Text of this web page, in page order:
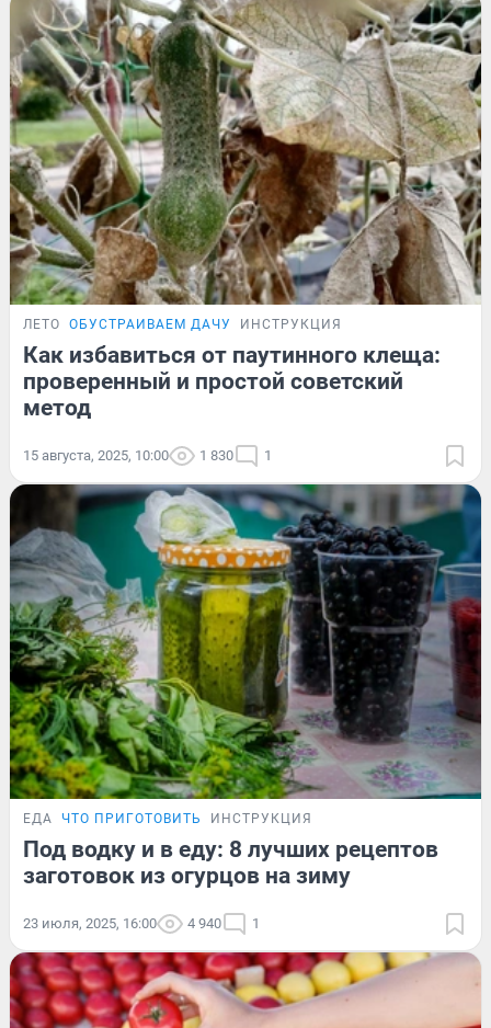
ЛЕТО ОБУСТРАИВАЕМ ДАЧУ ИНСТРУКЦИЯ
Как избавиться от паутинного клеща:
проверенный и простой советский
метод
15 августа, 2025, 10:00 1 830 1
ЕДА ЧТО ПРИГОТОВИТЬ ИНСТРУКЦИЯ
Под водку и в еду: 8 лучших рецептов
заготовок из огурцов на зиму
23 июля, 2025, 16:00 4 940 1